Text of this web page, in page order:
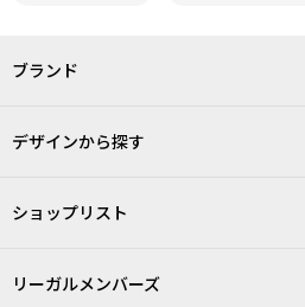
ブランド
デザインから探す
ショップリスト
リーガルメンバーズ